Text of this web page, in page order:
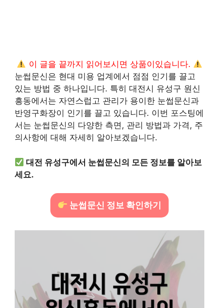
이 글을 끝까지 읽어보시면 상품이있습니다.
눈썹문신은 현대 미용 업계에서 점점 인기를 끌고
있는 방법 중 하나입니다. 특히 대전시 유성구 원신
흥동에서는 자연스럽고 관리가 용이한 눈썹문신과
반영구화장이 인기를 끌고 있습니다. 이번 포스팅에
서는 눈썹문신의 다양한 측면, 관리 방법과 가격, 주
의사항에 대해 자세히 알아보겠습니다.
대전 유성구에서 눈썹문신의 모든 정보를 알아보
세요.
눈썹문신 정보 확인하기